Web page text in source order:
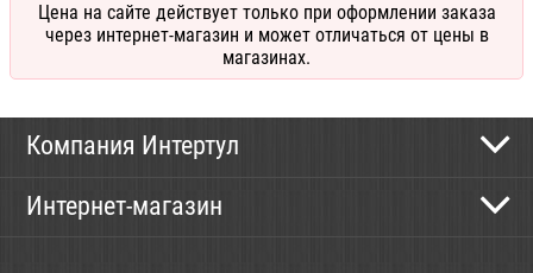
Цена на сайте действует только при оформлении заказа
через интернет-магазин и может отличаться от цены в
магазинах.
Компания Интертул
Новости
Интернет-магазин